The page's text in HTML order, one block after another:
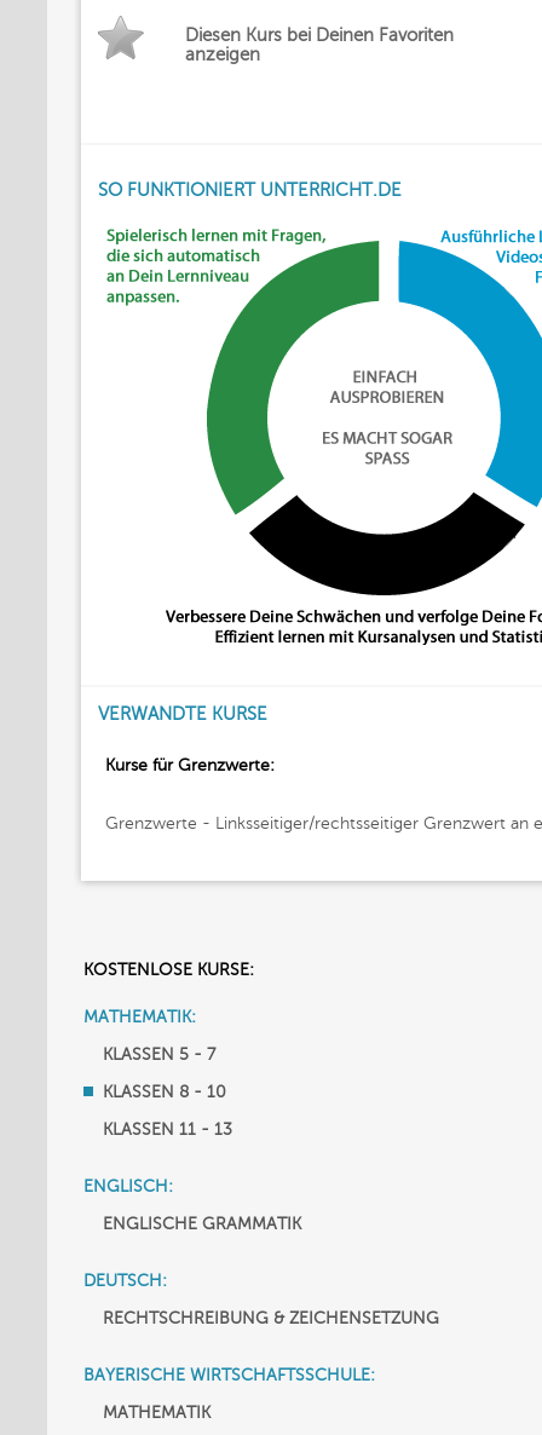
Diesen Kurs bei Deinen Favoriten
anzeigen
SO FUNKTIONIERT UNTERRICHT.DE
VERWANDTE KURSE
Kurse für Grenzwerte:
Grenzwerte - Linksseitiger/rechtsseitiger Grenzwert an
KOSTENLOSE KURSE:
MATHEMATIK:
KLASSEN 5 - 7
KLASSEN 8 - 10
KLASSEN 11 - 13
ENGLISCH:
ENGLISCHE GRAMMATIK
DEUTSCH:
RECHTSCHREIBUNG & ZEICHENSETZUNG
BAYERISCHE WIRTSCHAFTSSCHULE:
MATHEMATIK